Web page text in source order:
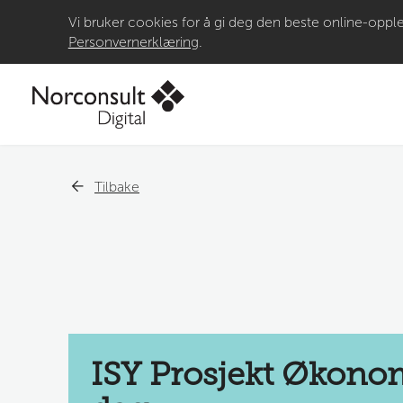
Vi bruker cookies for å gi deg den beste online-
Personvernerklæring
Tilbake
ISY Prosjekt